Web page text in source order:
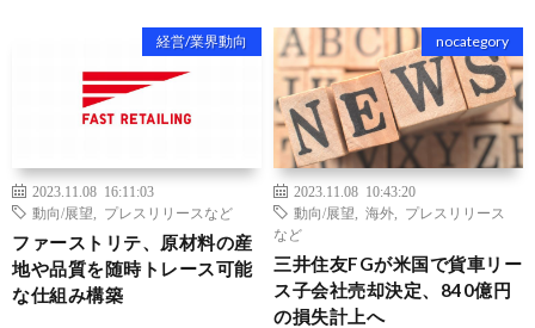
経営/業界動向
2023.11.08 16:11:03
動向/展望
プレスリリースなど
ファーストリテ、原材料の産
地や品質を随時トレース可能
な仕組み構築
nocategory
2023.11.08 10:43:20
動向/展望
海外
プレスリリース
など
三井住友FGが米国で貨車リー
ス子会社売却決定、840億円
の損失計上へ